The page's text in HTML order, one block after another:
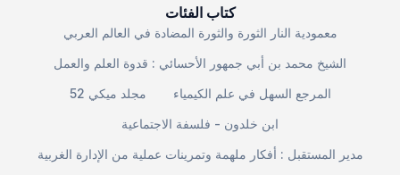
كتاب الفئات
معمودية النار الثورة والثورة المضادة في العالم العربي
الشيخ محمد بن أبي جمهور الأحسائي : قدوة العلم والعمل
مجلد ميكي 52
المرجع السهل في علم الكيمياء
ابن خلدون - فلسفة الاجتماعية
مدير المستقبل : أفكار ملهمة وتمرينات عملية من الإدارة الغربية